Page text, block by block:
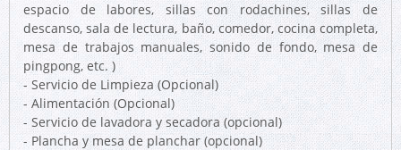
espacio de labores, sillas con rodachines, sillas de
descanso, sala de lectura, baño, comedor, cocina completa,
mesa de trabajos manuales, sonido de fondo, mesa de
pingpong, etc. )
- Servicio de Limpieza (Opcional)
- Alimentación (Opcional)
- Servicio de lavadora y secadora (opcional)
- Plancha y mesa de planchar (opcional)